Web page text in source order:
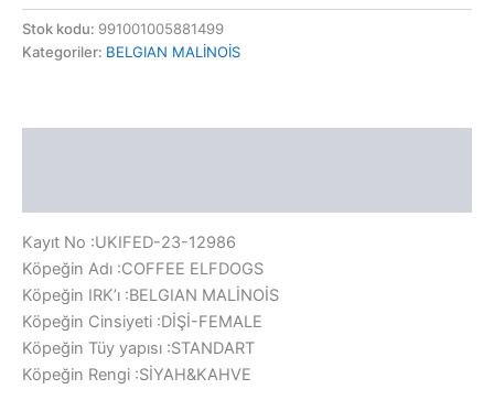
Stok kodu: 991001005881499
Kategoriler: BELGIAN MALİNOİS
Kayıt No :UKIFED-23-12986
Köpeğin Adı :COFFEE ELFDOGS
Köpeğin IRK’ı :BELGIAN MALİNOİS
Köpeğin Cinsiyeti :DİŞİ-FEMALE
Köpeğin Tüy yapısı :STANDART
Köpeğin Rengi :SİYAH&KAHVE